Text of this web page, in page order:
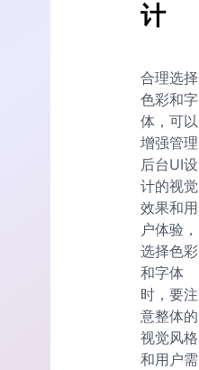
计
合理选择
色彩和字
体，可以
增强管理
后台UI设
计的视觉
效果和用
户体验，
选择色彩
和字体
时，要注
意整体的
视觉风格
和用户需